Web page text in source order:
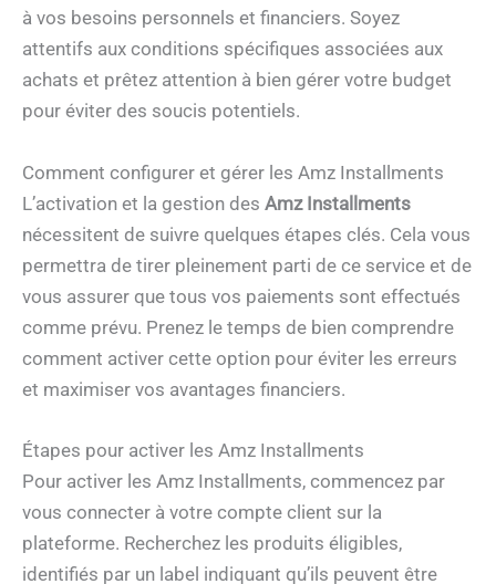
à vos besoins personnels et financiers. Soyez
attentifs aux conditions spécifiques associées aux
achats et prêtez attention à bien gérer votre budget
pour éviter des soucis potentiels.
Comment configurer et gérer les Amz Installments
L’activation et la gestion des Amz Installments
nécessitent de suivre quelques étapes clés. Cela vous
permettra de tirer pleinement parti de ce service et de
vous assurer que tous vos paiements sont effectués
comme prévu. Prenez le temps de bien comprendre
comment activer cette option pour éviter les erreurs
et maximiser vos avantages financiers.
Étapes pour activer les Amz Installments
Pour activer les Amz Installments, commencez par
vous connecter à votre compte client sur la
plateforme. Recherchez les produits éligibles,
identifiés par un label indiquant qu’ils peuvent être